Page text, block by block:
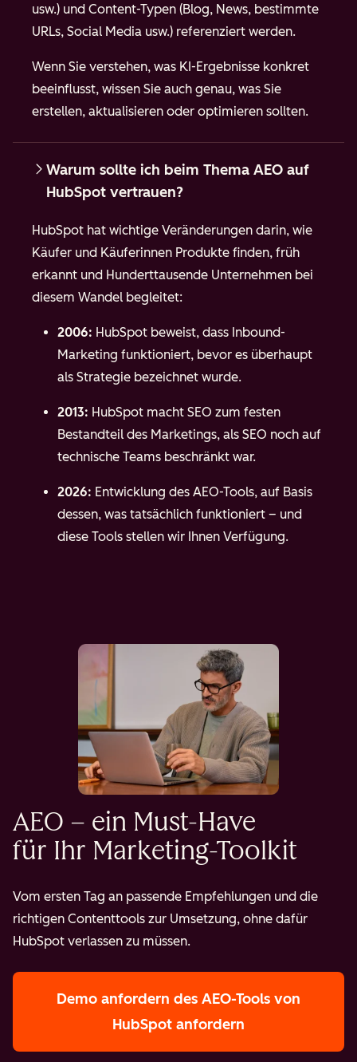
usw.) und Content-Typen (Blog, News, bestimmte
URLs, Social Media usw.) referenziert werden.
Wenn Sie verstehen, was KI-Ergebnisse konkret
beeinflusst, wissen Sie auch genau, was Sie
erstellen, aktualisieren oder optimieren sollten.
Warum sollte ich beim Thema AEO auf
HubSpot vertrauen?
HubSpot hat wichtige Veränderungen darin, wie
Käufer und Käuferinnen Produkte finden, früh
erkannt und Hunderttausende Unternehmen bei
diesem Wandel begleitet:
2006: HubSpot beweist, dass Inbound-
Marketing funktioniert, bevor es überhaupt
als Strategie bezeichnet wurde.
2013: HubSpot macht SEO zum festen
Bestandteil des Marketings, als SEO noch auf
technische Teams beschränkt war.
2026: Entwicklung des AEO-Tools, auf Basis
dessen, was tatsächlich funktioniert – und
diese Tools stellen wir Ihnen Verfügung.
AEO – ein Must-Have
für Ihr Marketing-Toolkit
Vom ersten Tag an passende Empfehlungen und die
richtigen Contenttools zur Umsetzung, ohne dafür
HubSpot verlassen zu müssen.
Demo anfordern des AEO-Tools von
HubSpot anfordern